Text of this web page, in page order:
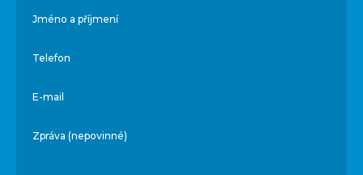
Jméno a příjmení
Telefon
E-mail
Zpráva (nepovinné)